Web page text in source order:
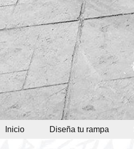
Inicio Diseña tu rampa